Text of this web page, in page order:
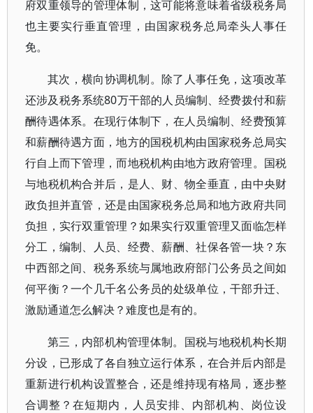
府双重领导的管理体制，这可能将意味着省级税务局
也主要实行垂直管理，由国家税务总局牵头人事任
免。
其次，横向协调机制。除了人事任免，这项改革
还涉及税务系统80万干部的人员编制、经费拨付和薪
酬待遇体系。在现行体制下，在人员编制、经费预算
和薪酬待遇方面，地方的国税机构由国家税务总局实
行自上而下管理，而地税机构由地方政府管理。国税
与地税机构合并后，是人、财、物全垂直，由中央财
政负担并直管，还是由国家税务总局和地方政府共同
负担，实行双重管理？如果实行双重管理又面临怎样
分工，编制、人员、经费、薪酬、社保各管一块？东
中西部之间、税务系统与属地政府部门公务员之间如
何平衡？一个几千名公务员的处级单位，干部升迁、
激励通道怎么解决？难度也是有的。
第三，内部机构管理体制。国税与地税机构长期
分设，已形成了各自独立运行体系，在合并后内部是
重新进行机构设置整合，还是维持现有格局，逐步整
合调整？在短期内，人员安排、内部机构、岗位设